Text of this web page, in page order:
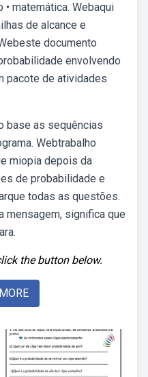
• matemática. Webaqui
de alcance e
documento
envolvendo
pacote de atividades
base as sequências
Webtrabalho
miopia depois da
de probabilidade e
todas as questões.
mensagem, significa que
the button below.